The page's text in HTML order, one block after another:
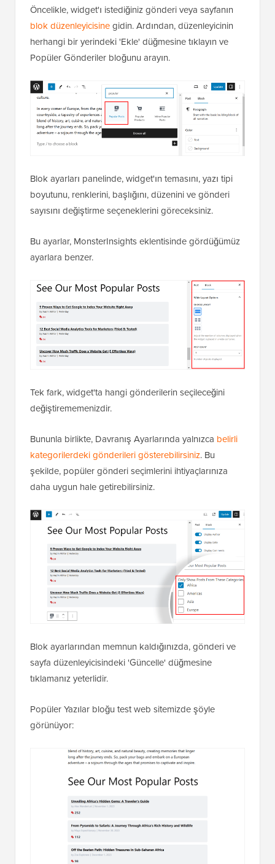
Öncelikle, widget'ı istediğiniz gönderi veya sayfanın
blok düzenleyicisinegidin. Ardından, düzenleyicinin
herhangi bir yerindeki 'Ekle' düğmesine tıklayın ve
Popüler Gönderiler bloğunu arayın.
Blok ayarları panelinde, widget'ın temasını, yazı tipi
boyutunu, renklerini, başlığını, düzenini ve gönderi
sayısını değiştirme seçeneklerini göreceksiniz.
Bu ayarlar, MonsterInsights eklentisinde gördüğümüz
ayarlara benzer.
Tek fark, widget'ta hangi gönderilerin seçileceğini
değiştirememenizdir.
Bununla birlikte, Davranış Ayarlarında yalnızca belirli
kategorilerdeki gönderileri gösterebilirsiniz. Bu
şekilde, popüler gönderi seçimlerini ihtiyaçlarınıza
daha uygun hale getirebilirsiniz.
Blok ayarlarından memnun kaldığınızda, gönderi ve
sayfa düzenleyicisindeki 'Güncelle' düğmesine
tıklamanız yeterlidir.
Popüler Yazılar bloğu test web sitemizde şöyle
görünüyor: